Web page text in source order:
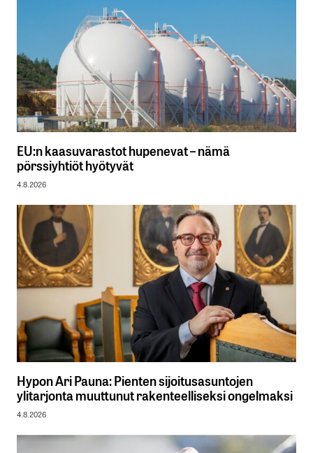
EU:n kaasuvarastot hupenevat – nämä
pörssiyhtiöt hyötyvät
4.8.2026
Hypon Ari Pauna: Pienten sijoitusasuntojen
ylitarjonta muuttunut rakenteelliseksi ongelmaksi
4.8.2026